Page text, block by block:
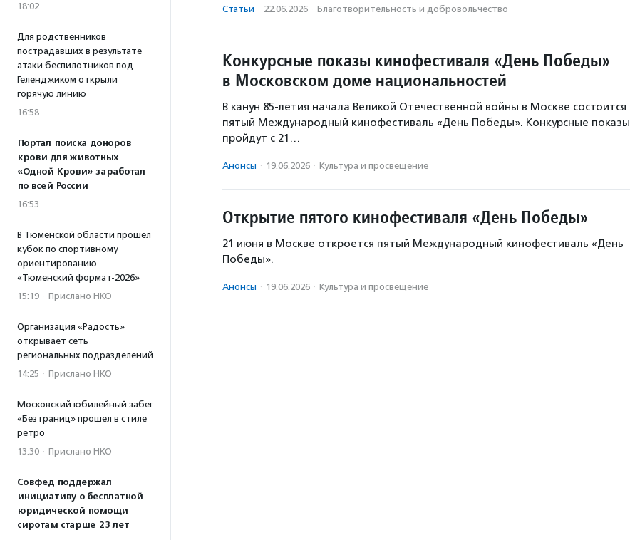
18:02
Для родственников
пострадавших в результате
атаки беспилотников под
Геленджиком открыли
горячую линию
16:58
Портал поиска доноров
крови для животных
«Одной Крови» заработал
по всей России
16:53
В Тюменской области прошел
кубок по спортивному
ориентированию
«Тюменский формат-2026»
15:19 · Прислано НКО
Организация «Радость»
открывает сеть
региональных подразделений
14:25 · Прислано НКО
Московский юбилейный забег
«Без границ» прошел в стиле
ретро
13:30 · Прислано НКО
Совфед поддержал
инициативу о бесплатной
юридической помощи
сиротам старше 23 лет
Статьи · 22.06.2026 · Благотвори­тель­ность и доброволь­чест­во
Конкурсные показы кинофестиваля «День Победы»
в Московском доме национальностей
В канун 85-летия начала Великой Отечественной войны в Москве состоится
пятый Международный кинофестиваль «День Победы». Конкурсные показы
пройдут с 21…
Анонсы · 19.06.2026 · Культура и просвещение
Открытие пятого кинофестиваля «День Победы»
21 июня в Москве откроется пятый Международный кинофестиваль «День
Победы».
Анонсы · 19.06.2026 · Культура и просвещение